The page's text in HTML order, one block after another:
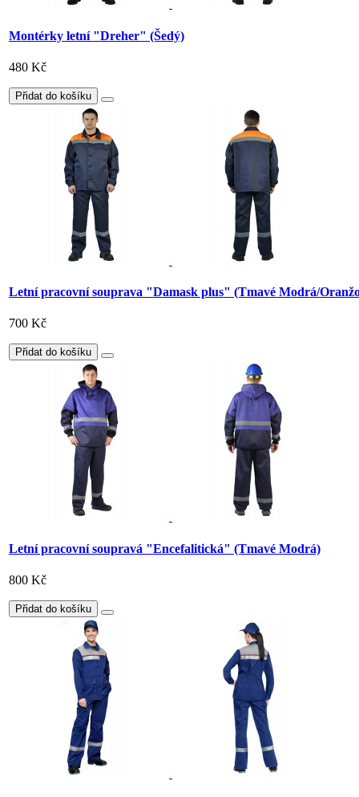
Montérky letní "Dreher" (Šedý)
480 Kč
Přidat do košíku
Letní pracovní souprava "Damask plus" (Tmavé Modrá/
700 Kč
Přidat do košíku
Letní pracovní soupravá "Encefalitická" (Tmavé Modrá)
800 Kč
Přidat do košíku